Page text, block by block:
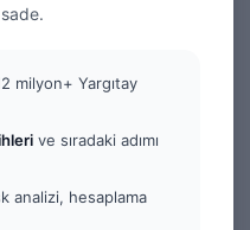
milyon+ Yargıtay
ve sıradaki adımı
analizi, hesaplama